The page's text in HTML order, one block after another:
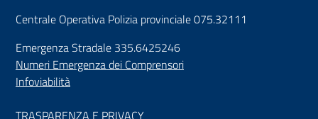
Centrale Operativa Polizia provinciale 075.32111
Emergenza Stradale 335.6425246
Numeri Emergenza dei Comprensori
Infoviabilità
TRASPARENZA E PRIVACY